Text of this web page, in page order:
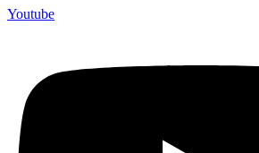
Youtube